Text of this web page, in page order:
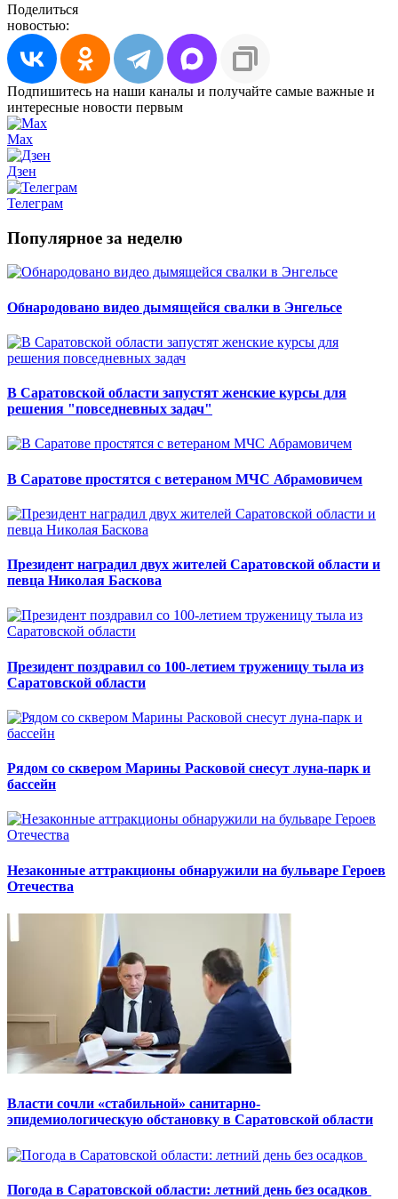
Поделиться
новостью:
Подпишитесь на наши каналы и получайте самые важные и
интересные новости первым
Max
Дзен
Телеграм
Популярное за неделю
Обнародовано видео дымящейся свалки в Энгельсе
В Саратовской области запустят женские курсы для
решения "повседневных задач"
В Саратове простятся с ветераном МЧС Абрамовичем
Президент наградил двух жителей Саратовской области и
певца Николая Баскова
Президент поздравил со 100-летием труженицу тыла из
Саратовской области
Рядом со сквером Марины Расковой снесут луна-парк и
бассейн
Незаконные аттракционы обнаружили на бульваре Героев
Отечества
Власти сочли «стабильной» санитарно-
эпидемиологическую обстановку в Саратовской области
Погода в Саратовской области: летний день без осадков